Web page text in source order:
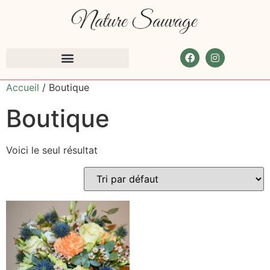
Accueil / Boutique
Boutique
Voici le seul résultat